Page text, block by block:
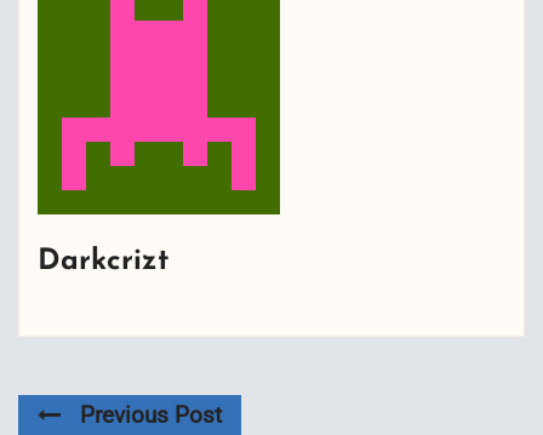
Darkcrizt
Previous Post